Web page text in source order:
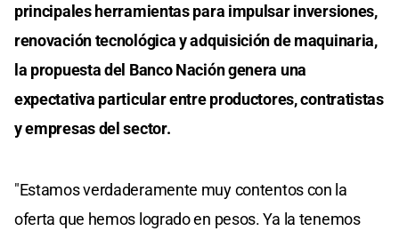
principales herramientas para impulsar inversiones,
renovación tecnológica y adquisición de maquinaria,
la propuesta del Banco Nación genera una
expectativa particular entre productores, contratistas
y empresas del sector.
"Estamos verdaderamente muy contentos con la
oferta que hemos logrado en pesos. Ya la tenemos